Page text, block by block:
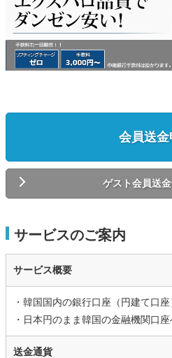
会員送金
ゲスト会員送
サービスのご案内
サービス概要
・韓国国内の銀行口座（円建て口座
・日本円のまま韓国の金融機関口
送金通貨